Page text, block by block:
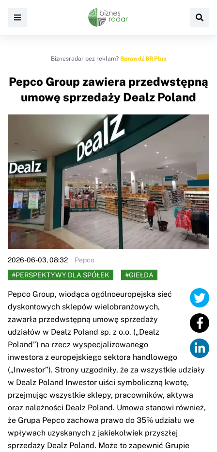
Biznesradar bez reklam? Sprawdź BR Plus
Pepco Group zawiera przedwstępną
umowę sprzedaży Dealz Poland
2026-06-03, 08:32
Pepco
#PERSPEKTYWY DLA SPÓŁEK
#GIEŁDA
Pepco Group, wiodąca ogólnoeuropejska sieć
dyskontowych sklepów wielobranżowych,
zawarła przedwstępną umowę sprzedaży
udziałów w Dealz Poland sp. z o.o. („Dealz
Poland”) na rzecz wyspecjalizowanego
inwestora z europejskiego sektora handlowego
(„Inwestor”). Strony uzgodniły, że za wszystkie udziały
w Dealz Poland Inwestor uiści symboliczną kwotę,
przejmując wszystkie sklepy, pracowników, aktywa
oraz należności Dealz Poland. Umowa stanowi również,
że Grupa Pepco zachowa prawo do 35% udziału we
wpływach uzyskanych z jakiekolwiek przyszłej
sprzedaży Dealz Poland. Może to zapewnić Grupie